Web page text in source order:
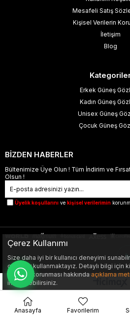
Mesafeli Satış
Kişisel Verilerin
İletişim
Blog
Erkek Güneş
Kadın Güneş
Unisex Güneş
Çocuk Güneş
BİZDEN HABERLER
Bültenimize Üye Olun ! Tüm İndirim ve
Olsun !
Üyelik koşullarını ve kişisel verilerimin
Çerez Kullanımı
Size daha iyi bir kullanıcı deneyimi
çerezler kullanmaktayız. Detaylı bilgi için
verilerin korunması hakkında açıklama
inceleyebilirsiniz.
Anasayfa Favorilerim